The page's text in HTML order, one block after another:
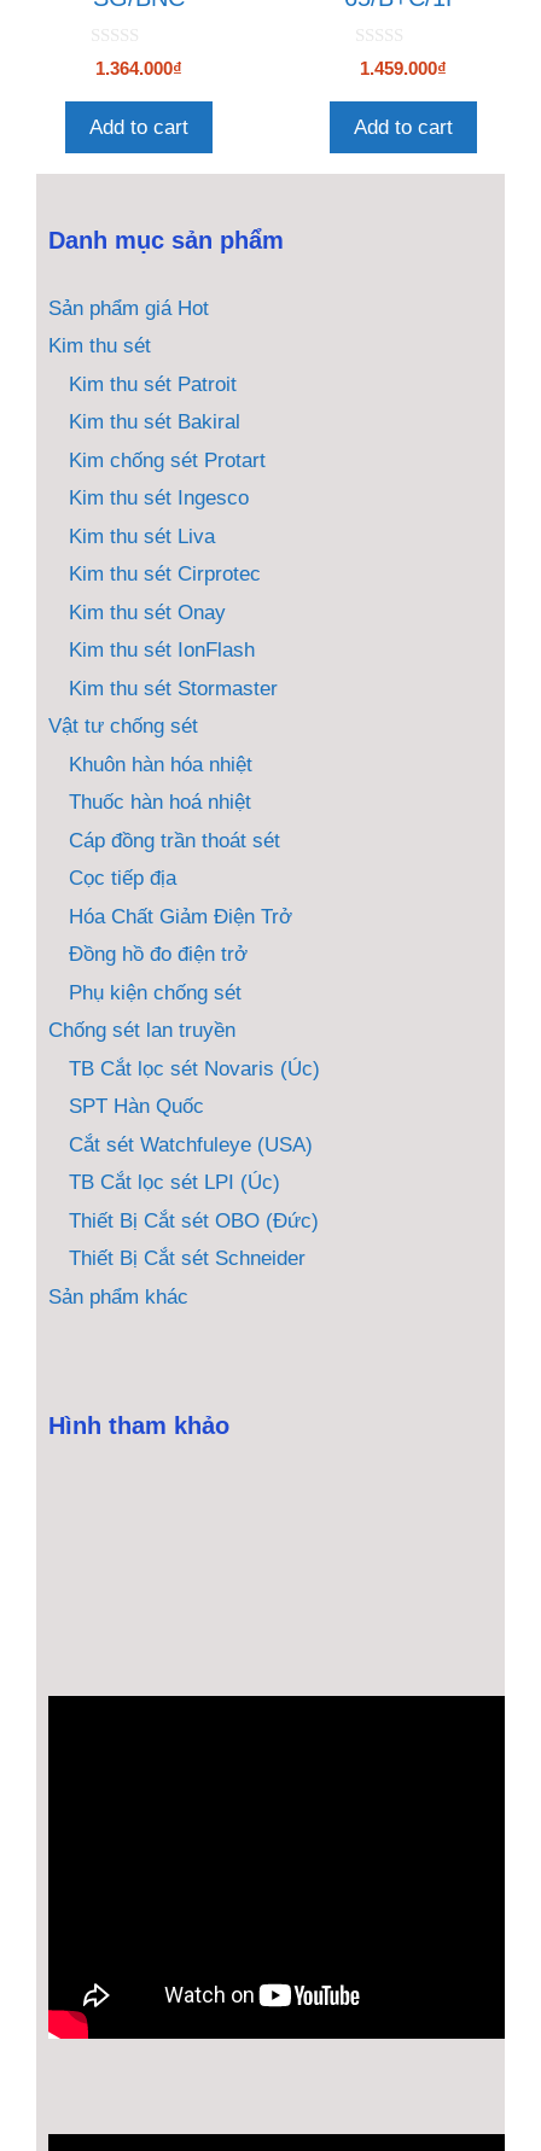
0
n
à
1.364.000₫
Add to cart
0
n
à
1.459.000₫
Add to cart
Danh mục sản phẩm
Sản phẩm giá Hot
Kim thu sét
Kim thu sét Patroit
Kim thu sét Bakiral
Kim chống sét Protart
Kim thu sét Ingesco
Kim thu sét Liva
Kim thu sét Cirprotec
Kim thu sét Onay
Kim thu sét IonFlash
Kim thu sét Stormaster
Vật tư chống sét
Khuôn hàn hóa nhiệt
Thuốc hàn hoá nhiệt
Cáp đồng trần thoát sét
Cọc tiếp địa
Hóa Chất Giảm Điện Trở
Đồng hồ đo điện trở
Phụ kiện chống sét
Chống sét lan truyền
TB Cắt lọc sét Novaris (Úc)
SPT Hàn Quốc
Cắt sét Watchfuleye (USA)
TB Cắt lọc sét LPI (Úc)
Thiết Bị Cắt sét OBO (Đức)
Thiết Bị Cắt sét Schneider
Sản phẩm khác
Hình tham khảo